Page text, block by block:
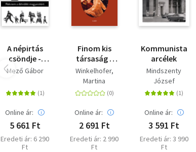
A népirtás
csöndje -
Rekviem a
magyarokért
Mező Gábor
Online ár:
5 661 Ft
Eredeti ár: 6 290
Ft
Finom kis
társaság -
Botrányok
Európa királyi
és császári
házaiban
Winkelhofer,
Martina
Online ár:
2 691 Ft
Eredeti ár: 2 990
Ft
Kommunista
arcélek
Mindszenty
József
Online ár:
3 591 Ft
Eredeti ár: 3 990
Ft